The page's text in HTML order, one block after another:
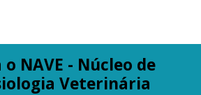
o NAVE - Núcleo de
Veterinária